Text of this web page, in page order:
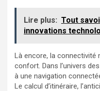
Lire plus: Tout
innovations
Là encore, la connectivité
confort. Dans l’univers
à une navigation
Le calcul d’itinéraire,